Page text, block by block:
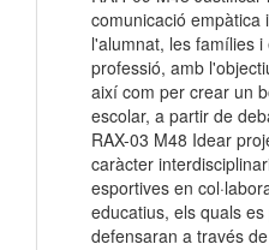
comunicació empàtica
l'alumnat, les famílies
professió, amb
així com per crear un
escolar, a partir de
RAX-03 M48 Idear
caràcter
esportives en
educatius, els quals
defensaran a través